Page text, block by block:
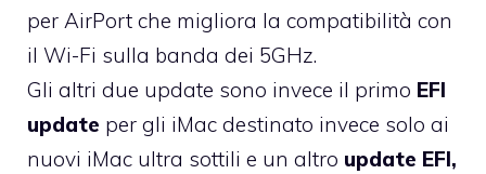
per AirPort che migliora la compatibilità con
il Wi-Fi sulla banda dei 5GHz.
Gli altri due update sono invece il primo EFI
update per gli iMac destinato invece solo ai
nuovi iMac ultra sottili e un altro update EFI,